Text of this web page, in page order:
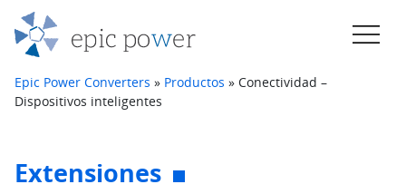
Saltar al contenido
Navegación principal
Epic Power Converters » Productos » Conectividad –
Dispositivos inteligentes
Extensiones